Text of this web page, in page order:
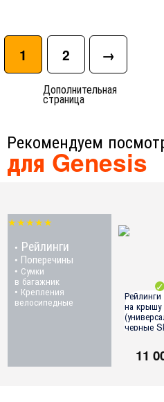
1 2 →
Дополнительная
страница
Рекомендуем
для Genesis
★★★★★
• Рейлинги
• Поперечины
• Сумки
в багажник
• Крепления
велосипедные на крышу
черные
11